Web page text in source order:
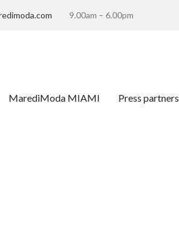
9.00am – 6.00pm
MarediModa MIAMI Press partners